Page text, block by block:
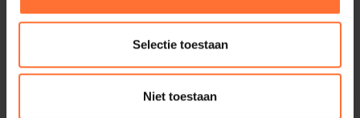
Selectie toestaan
Niet toestaan